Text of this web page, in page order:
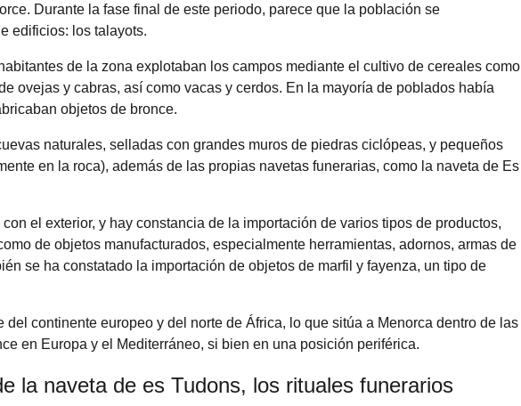
Durante la fase final de este periodo, parece que la población se
edificios: los talayots.
de la zona explotaban los campos mediante el cultivo de cereales como
ovejas y cabras, así como vacas y cerdos. En la mayoría de poblados había
objetos de bronce.
naturales, selladas con grandes muros de piedras ciclópeas, y pequeños
en la roca), además de las propias navetas funerarias, como la naveta de Es
el exterior, y hay constancia de la importación de varios tipos de productos,
de objetos manufacturados, especialmente herramientas, adornos, armas de
se ha constatado la importación de objetos de marfil y fayenza, un tipo de
continente europeo y del norte de África, lo que sitúa a Menorca dentro de las
en Europa y el Mediterráneo, si bien en una posición periférica.
la naveta de es Tudons, los rituales funerarios